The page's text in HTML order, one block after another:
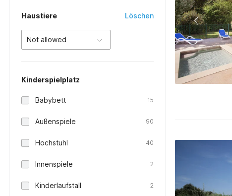
Haustiere Löschen
Not allowed
Kinderspielplatz
Babybett 15
Außenspiele 90
Hochstuhl 40
Innenspiele 2
Kinderlaufstall 2